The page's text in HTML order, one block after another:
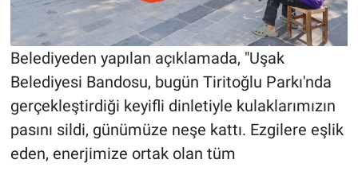
Belediyeden yapılan açıklamada, "Uşak
Belediyesi Bandosu, bugün Tiritoğlu Parkı'nda
gerçekleştirdiği keyifli dinletiyle kulaklarımızın
pasını sildi, günümüze neşe kattı. Ezgilere eşlik
eden, enerjimize ortak olan tüm